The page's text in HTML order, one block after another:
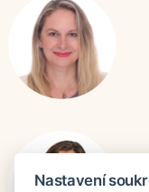
Nastavení